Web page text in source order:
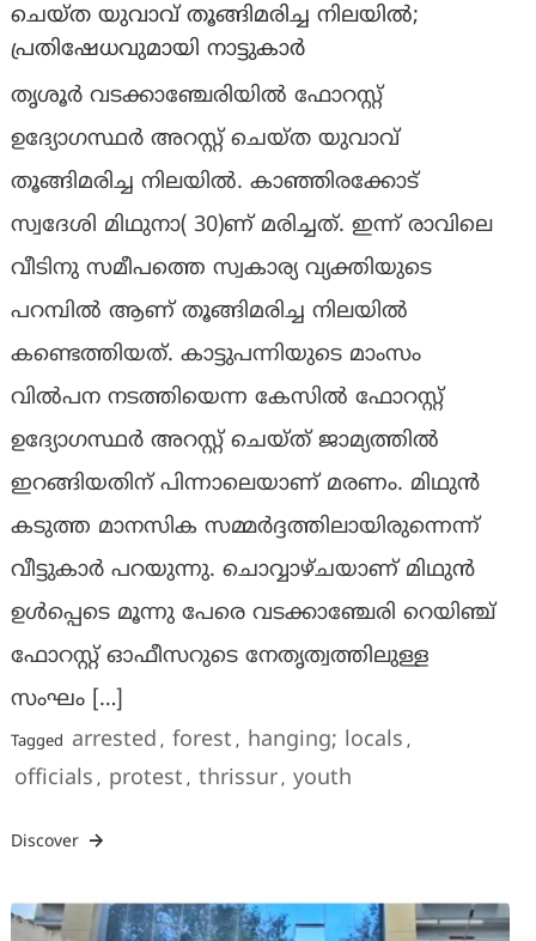
ചെയ്ത യുവാവ് തൂങ്ങിമരിച്ച നിലയിൽ;
പ്രതിഷേധവുമായി നാട്ടുകാർ
തൃശൂർ വടക്കാഞ്ചേരിയിൽ ഫോറസ്റ്റ്
ഉദ്യോഗസ്ഥർ അറസ്റ്റ് ചെയ്ത യുവാവ്
തൂങ്ങിമരിച്ച നിലയിൽ. കാഞ്ഞിരക്കോട്
സ്വദേശി മിഥുനാ( 30)ണ് മരിച്ചത്. ഇന്ന് രാവിലെ
വീടിനു സമീപത്തെ സ്വകാര്യ വ്യക്തിയുടെ
പറമ്പിൽ ആണ് തൂങ്ങിമരിച്ച നിലയിൽ
കണ്ടെത്തിയത്. കാട്ടുപന്നിയുടെ മാംസം
വിൽപന നടത്തിയെന്ന കേസിൽ ഫോറസ്റ്റ്
ഉദ്യോഗസ്ഥർ അറസ്റ്റ് ചെയ്ത് ജാമ്യത്തിൽ
ഇറങ്ങിയതിന് പിന്നാലെയാണ് മരണം. മിഥുൻ
കടുത്ത മാനസിക സമ്മർദ്ദത്തിലായിരുന്നെന്ന്
വീട്ടുകാർ പറയുന്നു. ചൊവ്വാഴ്ചയാണ് മിഥുൻ
ഉൾപ്പെടെ മൂന്നു പേരെ വടക്കാഞ്ചേരി റെയിഞ്ച്
ഫോറസ്റ്റ് ഓഫീസറുടെ നേതൃത്വത്തിലുള്ള
സംഘം […]
Tagged arrested , forest , hanging; locals ,
officials , protest , thrissur, youth
Discover